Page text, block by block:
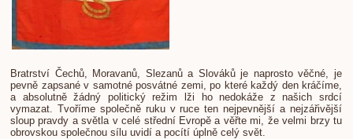
Bratrství Čechů, Moravanů, Slezanů a Slováků je naprosto věčné, je
pevně zapsané v samotné posvátné zemi, po které každý den kráčíme,
a absolutně žádný politický režim lži ho nedokáže z našich srdcí
vymazat. Tvoříme společně ruku v ruce ten nejpevnější a nejzářivější
sloup pravdy a světla v celé střední Evropě a věřte mi, že velmi brzy tu
obrovskou společnou sílu uvidí a pocítí úplně celý svět.